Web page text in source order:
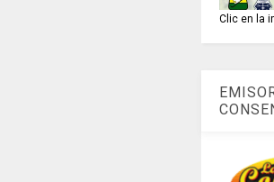
Clic en la